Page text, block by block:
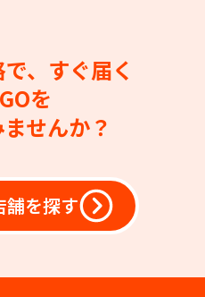
、すぐ届く
を
せんか？
舗を探す